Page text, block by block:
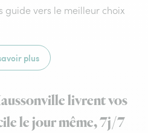
vers le meilleur choix
plus
livrent vos
le jour même, 7j/7